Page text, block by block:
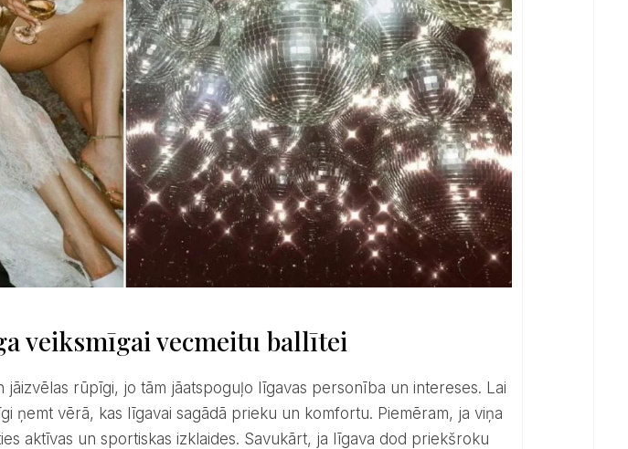
veiksmīgai vecmeitu ballītei
ņemt vērā, kas līgavai sagādā prieku un komfortu. Piemēram, ja viņa
aktīvas un sportiskas izklaides. Savukārt, ja līgava dod priekšroku